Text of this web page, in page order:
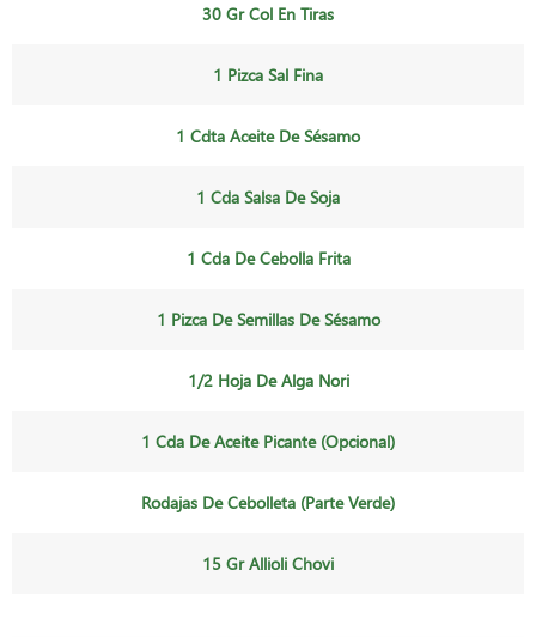
30 Gr Col En Tiras
1 Pizca Sal Fina
1 Cdta Aceite De Sésamo
1 Cda Salsa De Soja
1 Cda De Cebolla Frita
1 Pizca De Semillas De Sésamo
1/2 Hoja De Alga Nori
1 Cda De Aceite Picante (opcional)
Rodajas De Cebolleta (parte Verde)
15 Gr Allioli Chovi